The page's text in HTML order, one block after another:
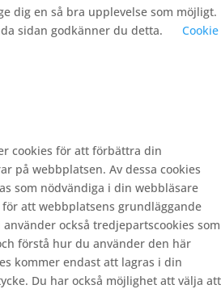
dig en så bra upplevelse som möjligt.
sidan godkänner du detta.
Cookie
cookies för att förbättra din
på webbplatsen. Av dessa cookies
som nödvändiga i din webbläsare
att webbplatsens grundläggande
också tredjepartscookies som
förstå hur du använder den här
kommer endast att lagras i din
Du har också möjlighet att välja att